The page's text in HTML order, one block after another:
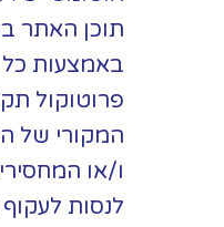
תוכן האתר
באמצעות כל
פרוטוקול
המקורי של
לנסות